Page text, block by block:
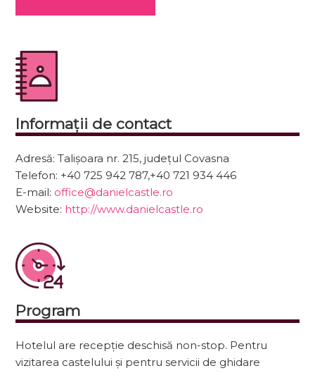
Informații de contact
Adresă: Talișoara nr. 215, județul Covasna
Telefon: +40 725 942 787,+40 721 934 446
E-mail: office@danielcastle.ro
Website: http://www.danielcastle.ro
Program
Hotelul are recepție deschisă non-stop. Pentru
vizitarea castelului și pentru servicii de ghidare